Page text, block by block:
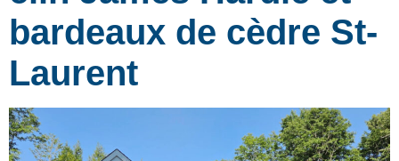
bardeaux de cèdre St-
Laurent